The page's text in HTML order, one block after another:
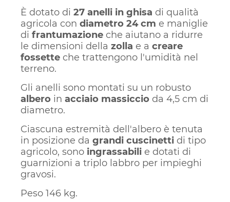
È dotato di 27 anelli in ghisa di qualità
agricola con diametro 24 cm e maniglie
di frantumazione che aiutano a ridurre
le dimensioni della zolla e a creare
fossette che trattengono l'umidità nel
terreno.
Gli anelli sono montati su un robusto
albero in acciaio massiccio da 4,5 cm di
diametro.
Ciascuna estremità dell'albero è tenuta
in posizione da grandi cuscinetti di tipo
agricolo, sono ingrassabili e dotati di
guarnizioni a triplo labbro per impieghi
gravosi.
Peso 146 kg.